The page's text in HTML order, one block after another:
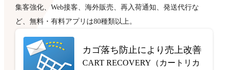
集客強化、Web接客、海外販売、再入荷通知、発送代行な
ど、無料・有料アプリは80種類以上。
カゴ落ち防止により売上改善
CART RECOVERY（カートリカ